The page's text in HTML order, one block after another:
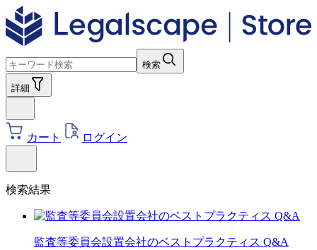
検索
詳細
カート ログイン
検索結果
監査等委員会設置会社のベストプラクティス Q&A